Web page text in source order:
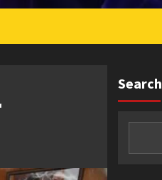
Search